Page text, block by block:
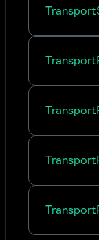
Transport
Transport
Transport
Transport
Transport